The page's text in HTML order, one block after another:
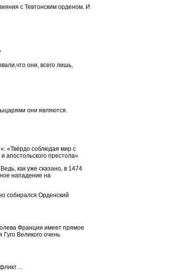
с Тевтонским орденом. И
они, всего лишь,
они являются.
«Твёрдо соблюдая мир с
апостольского престола»
как уже сказано, в 1474
нападение на
собирался Орденский
Франции имеет прямое
Великого очень